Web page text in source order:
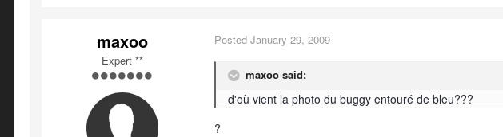
maxoo
Expert **
Posted January 29, 2009
maxoo said:
d'où vient la photo du buggy entouré de bleu???
?